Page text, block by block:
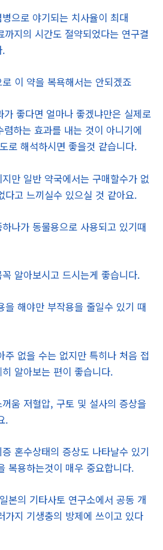
으로 야기되는 치사율이 최대
지의 시간도 절약되었다는 연구결
.
이 약을 복욕해서는 안되겠죠
좋다면 얼마나 좋겠냐만은 실제로
하는 효과를 내는 것이 아니기에
로 해석하시면 좋을것 같습니다.
만 일반 약국에서는 구매할수가 없
다고 느끼실수 있으실 것 같아요.
나가 동물용으로 사용되고 있기때
알아보시고 드시는게 좋습니다.
을 해야만 부작용을 줄일수 있기 때
주 없을 수는 없지만 특히나 처음 접
알아보는 편이 좋습니다.
움 저혈압, 구토 및 설사의 증상을
.
혼수상태의 증상도 나타날수 있기
복용하는것이 매우 중요합니다.
본의 기타사토 연구소에서 공동 개
가지 기생충의 방제에 쓰이고 있다